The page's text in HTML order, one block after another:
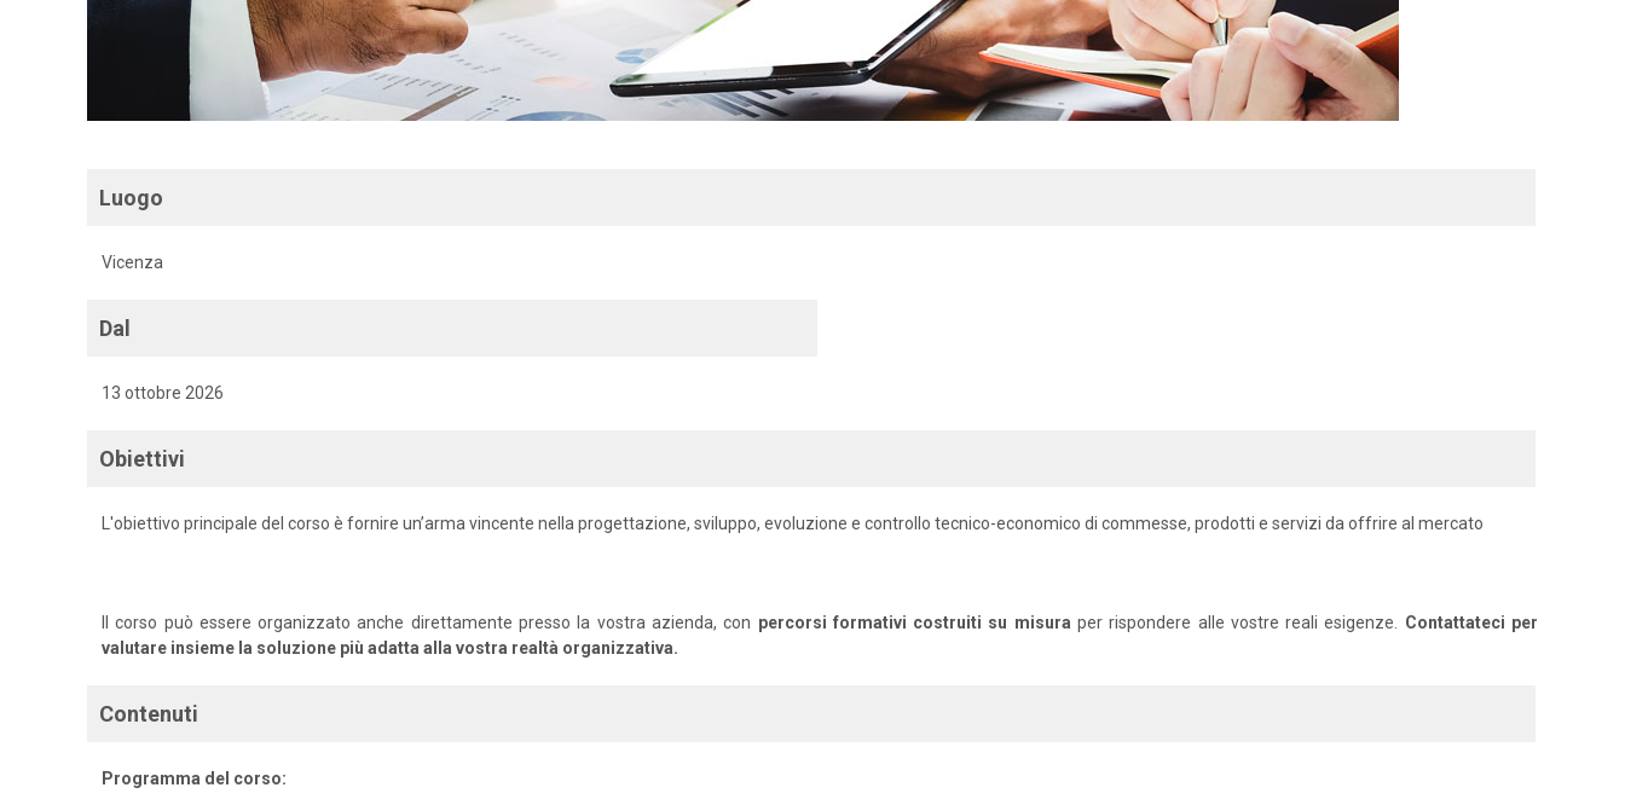
Luogo
Vicenza
Dal
13 ottobre 2026
Obiettivi
L'obiettivo principale del corso è fornire un’arma vincente nella progettazione, sviluppo, evoluzione e controllo tecnico-economico di commesse, prodotti e servizi da offrire al mercato
Il corso può essere organizzato anche direttamente presso la vostra azienda, con percorsi formativi costruiti su misura per rispondere alle vostre reali esigenze. Contattateci per
valutare insieme la soluzione più adatta alla vostra realtà organizzativa.
Contenuti
Programma del corso: